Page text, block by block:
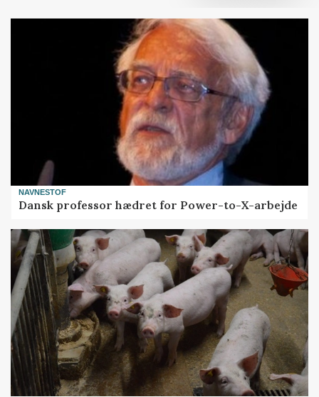
NAVNESTOF
Dansk professor hædret for Power-to-X-arbejde